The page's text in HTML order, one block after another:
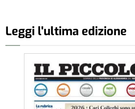
Leggi l'ultima edizione